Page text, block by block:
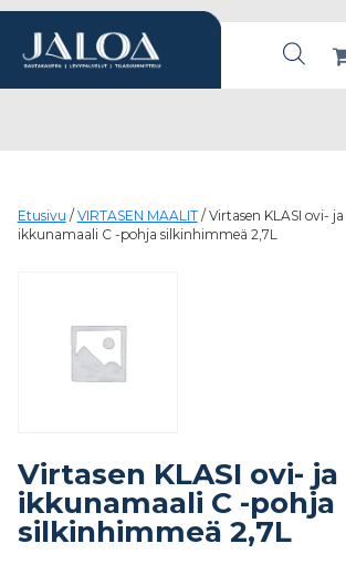
Products
Päävalikko
Etusivu / VIRTASEN MAALIT/ Virtasen KLASI ovi- ja
ikkunamaali C -pohja silkinhimmeä 2,7L
Virtasen KLASI ovi- ja
ikkunamaali C -pohja
silkinhimmeä 2,7L